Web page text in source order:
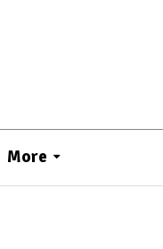
More